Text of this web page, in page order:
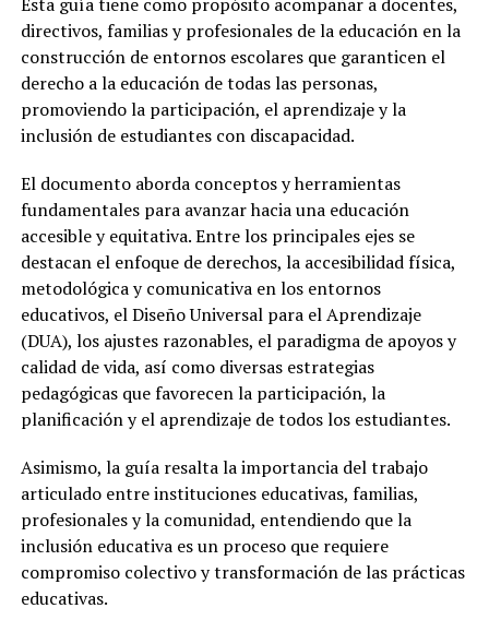
directivos, familias y profesionales de la educación en la
construcción de entornos escolares que garanticen el
derecho a la educación de todas las personas,
promoviendo la participación, el aprendizaje y la
inclusión de estudiantes con discapacidad.
El documento aborda conceptos y herramientas
fundamentales para avanzar hacia una educación
accesible y equitativa. Entre los principales ejes se
destacan el enfoque de derechos, la accesibilidad física,
metodológica y comunicativa en los entornos
educativos, el Diseño Universal para el Aprendizaje
(DUA), los ajustes razonables, el paradigma de apoyos y
calidad de vida, así como diversas estrategias
pedagógicas que favorecen la participación, la
planificación y el aprendizaje de todos los estudiantes.
Asimismo, la guía resalta la importancia del trabajo
articulado entre instituciones educativas, familias,
profesionales y la comunidad, entendiendo que la
inclusión educativa es un proceso que requiere
compromiso colectivo y transformación de las prácticas
educativas.